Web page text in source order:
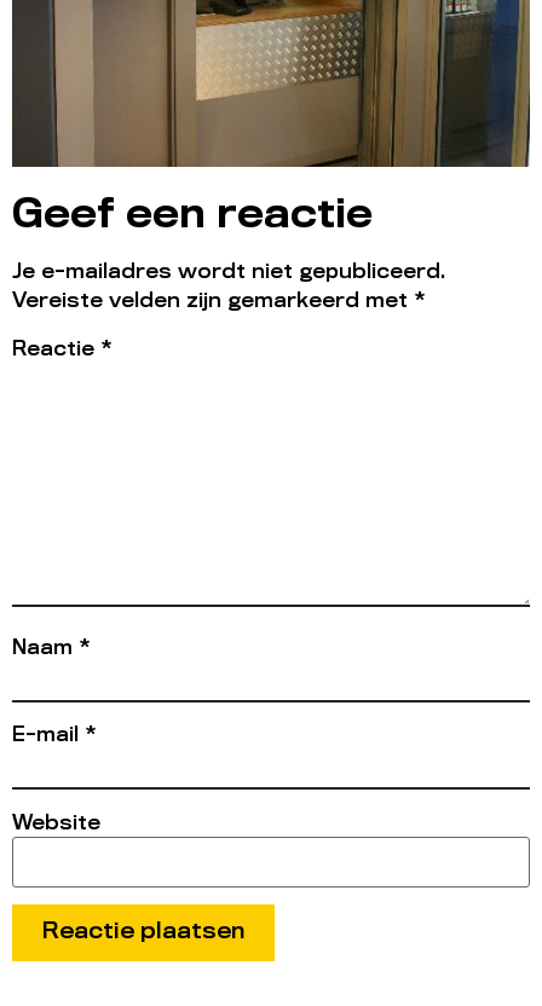
Geef een reactie
Je e-mailadres wordt niet gepubliceerd.
Vereiste velden zijn gemarkeerd met *
Reactie *
Naam *
E-mail *
Website